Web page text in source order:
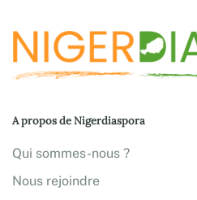
A propos de Nigerdiaspora
Qui sommes-nous ?
Nous rejoindre